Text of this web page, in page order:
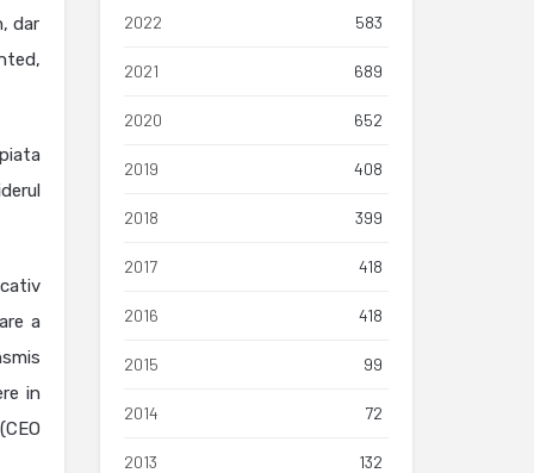
dar
a
in
2022 583
2021 689
2020 652
2019 408
2018 399
2017 418
2016 418
2015 99
2014 72
2013 132